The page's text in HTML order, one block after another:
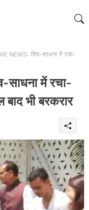
NEWS: शिव-साधना में रचा-
में रचा-
भी बरकरार